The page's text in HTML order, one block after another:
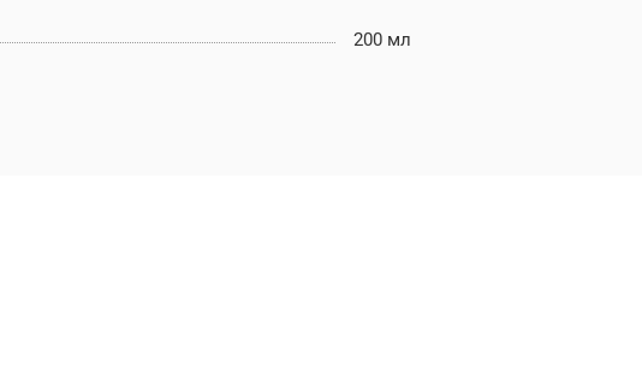
200 мл